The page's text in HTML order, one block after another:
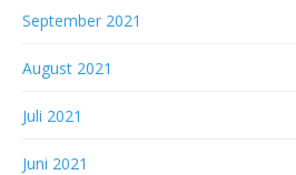
September 2021
August 2021
Juli 2021
Juni 2021